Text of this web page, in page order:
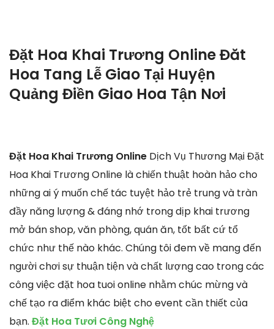
Đặt Hoa Khai Trương Online Đăt
Hoa Tang Lễ Giao Tại Huyện
Quảng Điền Giao Hoa Tận Nơi
Đặt Hoa Khai Trương Online Dịch Vụ Thương Mại Đặt
Hoa Khai Trương Online là chiến thuật hoàn hảo cho
những ai ý muốn chế tác tuyệt hảo trẻ trung và tràn
đầy năng lượng & đáng nhớ trong dịp khai trương
mở bán shop, văn phòng, quán ăn, tốt bất cứ tổ
chức như thế nào khác. Chúng tôi đem về mang đến
người chơi sự thuận tiện và chất lượng cao trong các
công việc đặt hoa tuoi online nhằm chúc mừng và
chế tạo ra điểm khác biệt cho event cần thiết của
bạn. Đặt Hoa Tươi Công Nghệ